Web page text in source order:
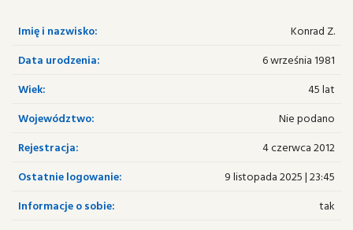
Imię i nazwisko:
Konrad Z.
Data urodzenia:
6 września 1981
Wiek:
45 lat
Województwo:
Nie podano
Rejestracja:
4 czerwca 2012
Ostatnie logowanie:
9 listopada 2025 | 23:45
Informacje o sobie:
tak